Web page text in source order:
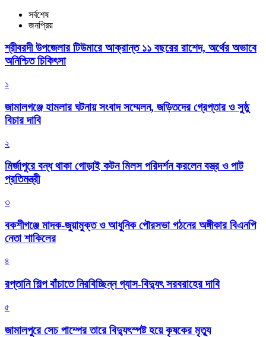
সর্বশেষ
জনপ্রিয়
শ্রীবরদী উপজেলার টিউমারে আক্রান্ত ১১ বছরের রাশেদ, অর্থের অভাবে
অনিশ্চিত চিকিৎসা
১
জামালগঞ্জে হামলার ঘটনায় সংবাদ সম্মেলন, জড়িতদের গ্রেপ্তার ও সুষ্ঠু
বিচার দাবি
২
মির্জাপুরে বন্ধ থাকা গোড়াই কটন মিলস পরিদর্শন করলেন বস্ত্র ও পাট
প্রতিমন্ত্রী
৩
বকশীগঞ্জে মাদক-জুয়ামুক্ত ও আধুনিক পৌরসভা গঠনের অঙ্গীকার বিএনপি
নেতা শাকিলের
৪
রপ্তানি শিল্প বাঁচাতে নিরবিচ্ছিন্ন গ্যাস-বিদ্যুৎ সরবরাহের দাবি
৫
জামালপুরে সেচ পাম্পের তারে বিদ্যুৎস্পষ্ট হয়ে কৃষকের মৃত্যু